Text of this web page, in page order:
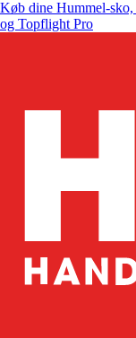
Køb dine Hummel-sko,
og Topflight Pro